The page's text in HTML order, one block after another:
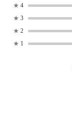
★ 4
★ 3
★ 2
★ 1